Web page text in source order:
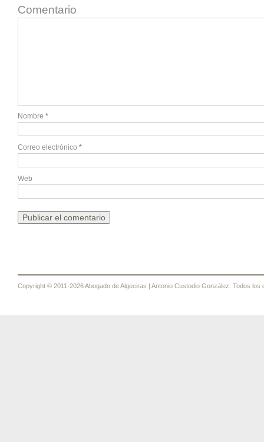
Comentario
Nombre *
Correo electrónico *
Web
Copyright © 2011-2026 Abogado de Algeciras | Antonio Custodio González. Todos